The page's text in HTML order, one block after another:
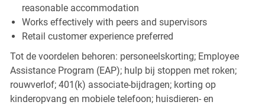
reasonable accommodation
Works effectively with peers and supervisors
Retail customer experience preferred
Tot de voordelen behoren: personeelskorting; Employee
Assistance Program (EAP); hulp bij stoppen met roken;
rouwverlof; 401(k) associate-bijdragen; korting op
kinderopvang en mobiele telefoon; huisdieren- en